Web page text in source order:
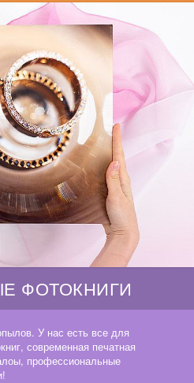
ФОТОКНИГИ
У нас есть все для
современная печатная
профессиональные